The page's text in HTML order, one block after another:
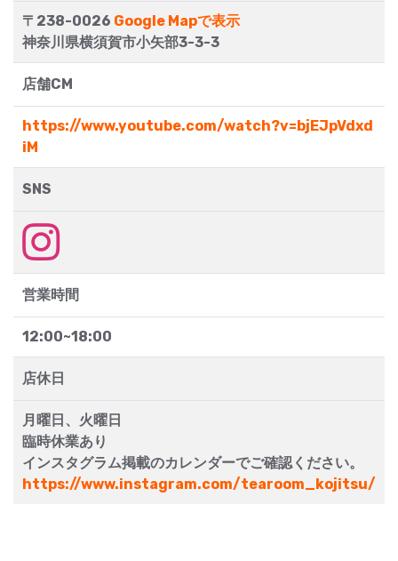
〒238-0026 Google Mapで表示
神奈川県横須賀市小矢部3-3-3
店舗CM
https://www.youtube.com/watch?v=bjEJpVdxd
iM
SNS
営業時間
12:00~18:00
店休日
月曜日、火曜日
臨時休業あり
インスタグラム掲載のカレンダーでご確認ください。
https://www.instagram.com/tearoom_kojitsu/